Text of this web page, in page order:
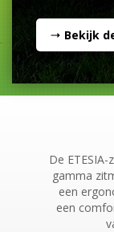
Bekijk
De
gamma
een
een